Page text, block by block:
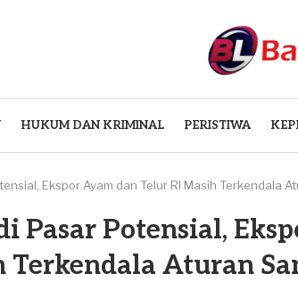
HUKUM DAN KRIMINAL PERISTIWA
Ekspor Ayam dan Telur RI Masih Terkendala
Pasar Potensial,
Terkendala Aturan